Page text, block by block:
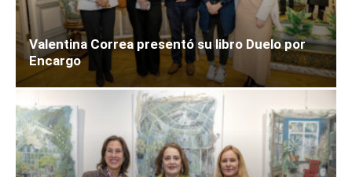
Valentina Correa presentó su libro Duelo por
Encargo